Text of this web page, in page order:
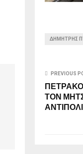
ΔΗΜΉΤΡΗΣ
PREVIOUS
ΤΟΝ